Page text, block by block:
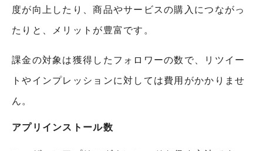
度が向上したり、商品やサービスの購入につながっ
たりと、メリットが豊富です。
課金の対象は獲得したフォロワーの数で、リツイー
トやインプレッションに対しては費用がかかりませ
ん。
アプリインストール数